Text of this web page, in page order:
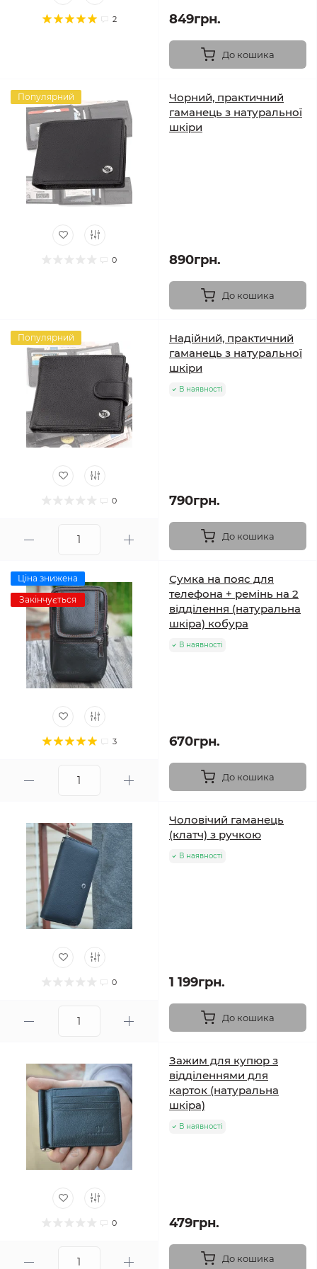
2 849грн.
До кошика
Популярний
0
Чорний, практичний
гаманець з натуральної
шкіри
890грн.
До кошика
Популярний
0
Надійний, практичний
гаманець з натуральної
шкіри
В наявності
790грн.
До кошика
Ціна знижена
Закінчується
3
Сумка на пояс для
телефона + ремінь на 2
відділення (натуральна
шкіра) кобура
В наявності
670грн.
До кошика
0
Чоловічий гаманець
(клатч) з ручкою
В наявності
1 199грн.
До кошика
0
Зажим для купюр з
відділеннями для
карток (натуральна
шкіра)
В наявності
479грн.
До кошика